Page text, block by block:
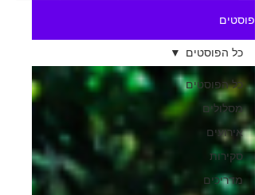
פוסטים
כל הפוסטים
מסלולים
אירועים
סקירות
מדריכים
כל הפוסטים